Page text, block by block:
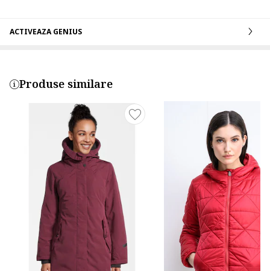
ACTIVEAZA GENIUS
Produse similare